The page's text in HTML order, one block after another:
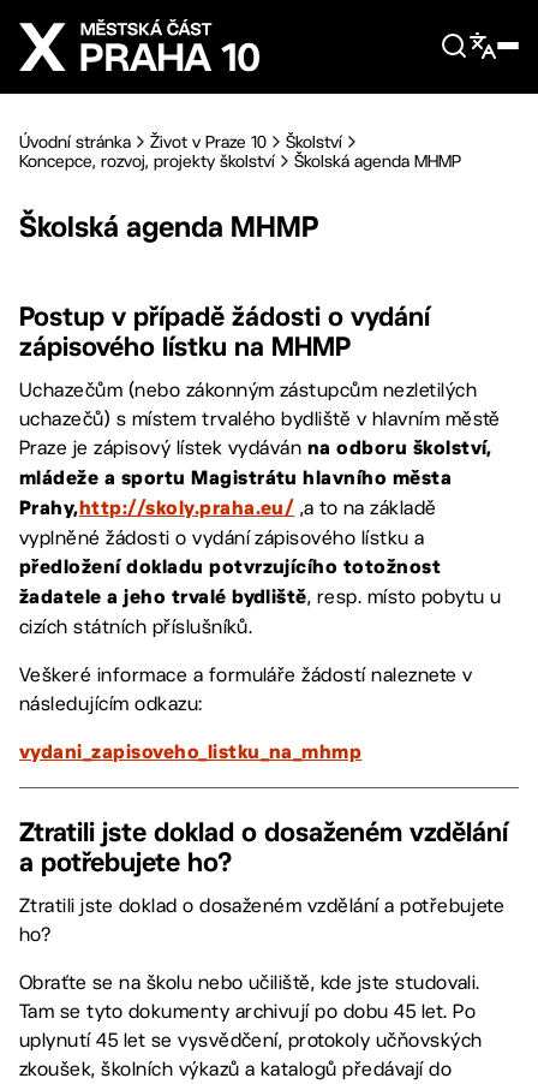
Přejít na hlavní obsah
Úvodní stránka Život v Praze 10
Školství
Koncepce, rozvoj, projekty školství
Školská agenda MHMP
Školská agenda MHMP
Postup v případě žádosti o vydání
zápisového lístku na MHMP
Uchazečům (nebo zákonným zástupcům nezletilých
uchazečů) s místem trvalého bydliště v hlavním městě
Praze je zápisový lístek vydáván na odboru školství,
mládeže a sportu Magistrátu hlavního města
Prahy, http://skoly.praha.eu/ ,a to na základě
vyplněné žádosti o vydání zápisového lístku a
předložení dokladu potvrzujícího totožnost
žadatele a jeho trvalé bydliště, resp. místo pobytu u
cizích státních příslušníků.
Veškeré informace a formuláře žádostí naleznete v
následujícím odkazu:
vydani_zapisoveho_listku_na_mhmp
Ztratili jste doklad o dosaženém vzdělání
a potřebujete ho?
Ztratili jste doklad o dosaženém vzdělání a potřebujete
ho?
Obraťte se na školu nebo učiliště, kde jste studovali.
Tam se tyto dokumenty archivují po dobu 45 let. Po
uplynutí 45 let se vysvědčení, protokoly učňovských
zkoušek, školních výkazů a katalogů předávají do